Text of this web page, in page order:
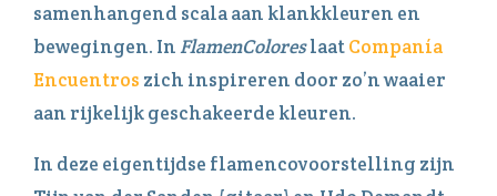
samenhangend scala aan klankkleuren en
bewegingen. InFlamenColoreslaatCompanía
Encuentros zich inspireren door zo’n waaier
aan rijkelijk geschakeerde kleuren.
In deze eigentijdse flamencovoorstelling zijn